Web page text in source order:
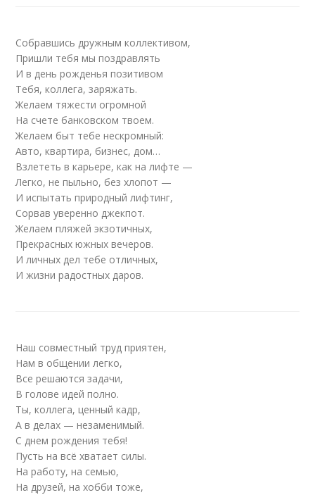
Собравшись дружным коллективом,
Пришли тебя мы поздравлять
И в день рожденья позитивом
Тебя, коллега, заряжать.
Желаем тяжести огромной
На счете банковском твоем.
Желаем быт тебе нескромный:
Авто, квартира, бизнес, дом…
Взлететь в карьере, как на лифте —
Легко, не пыльно, без хлопот —
И испытать природный лифтинг,
Сорвав уверенно джекпот.
Желаем пляжей экзотичных,
Прекрасных южных вечеров.
И личных дел тебе отличных,
И жизни радостных даров.
Наш совместный труд приятен,
Нам в общении легко,
Все решаются задачи,
В голове идей полно.
Ты, коллега, ценный кадр,
А в делах — незаменимый.
С днем рождения тебя!
Пусть на всё хватает силы.
На работу, на семью,
На друзей, на хобби тоже,